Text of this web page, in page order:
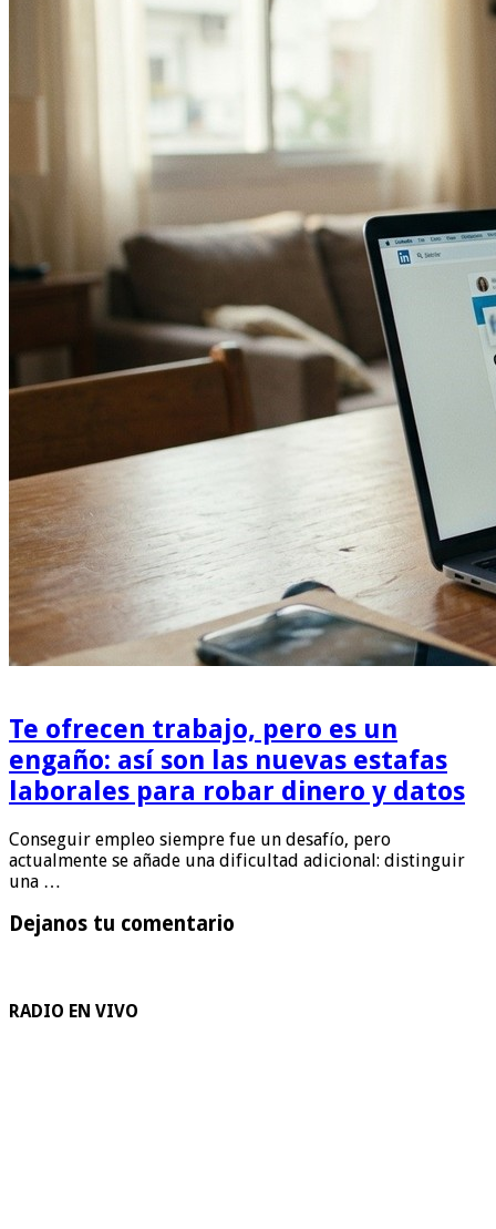
Te ofrecen trabajo, pero es un
engaño: así son las nuevas estafas
laborales para robar dinero y datos
Conseguir empleo siempre fue un desafío, pero
actualmente se añade una dificultad adicional: distinguir
una …
Dejanos tu comentario
RADIO EN VIVO